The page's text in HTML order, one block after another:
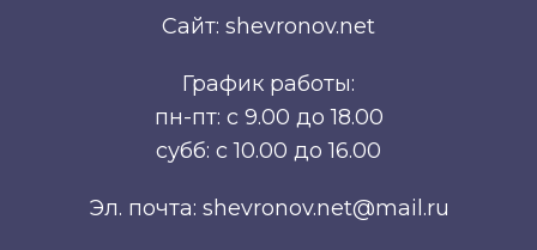
Сайт: shevronov.net
График работы:
пн-пт: с 9.00 до 18.00
субб: с 10.00 до 16.00
Эл. почта: shevronov.net@mail.ru